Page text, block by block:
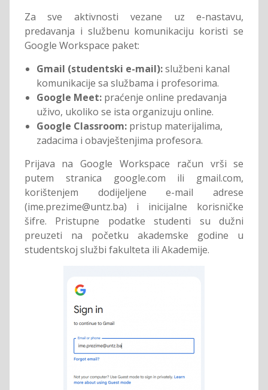
Za sve aktivnosti vezane uz e-nastavu,
predavanja i službenu komunikaciju koristi se
Google Workspace paket:
Gmail (studentski e-mail):službeni kanal
komunikacije sa službama i profesorima.
Google Meet:praćenje online predavanja
uživo, ukoliko se ista organizuju online.
Google Classroom:pristup materijalima,
zadacima i obavještenjima profesora.
Prijava na Google Workspace račun vrši se
putem stranica google.com ili gmail.com,
korištenjem dodijeljene e-mail adrese
(ime.prezime@untz.ba) i inicijalne korisničke
šifre. Pristupne podatke studenti su dužni
preuzeti na početku akademske godine u
studentskoj službi fakulteta ili Akademije.